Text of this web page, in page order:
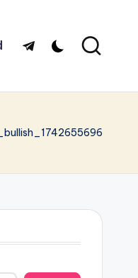
Telegram